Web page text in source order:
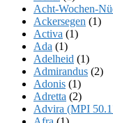
Acht-Wochen-
Ackersegen (1)
Activa (1)
Ada (1)
Adelheid (1)
Admirandus (2)
Adonis (1)
Adretta (2)
Advira (MPI